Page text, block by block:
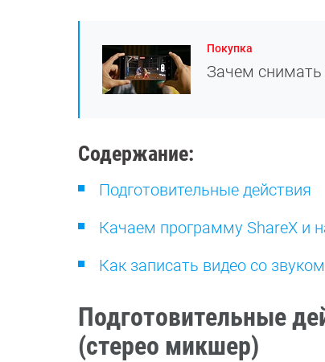
Покупка
Зачем снимать
Содержание:
Подготовительные действия
Качаем программу ShareX и
Как записать видео со
Подготовительные
(стерео микшер)